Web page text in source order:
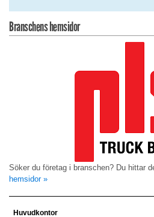
Branschens hemsidor
Söker du företag i branschen? Du hittar
hemsidor »
Huvudkontor